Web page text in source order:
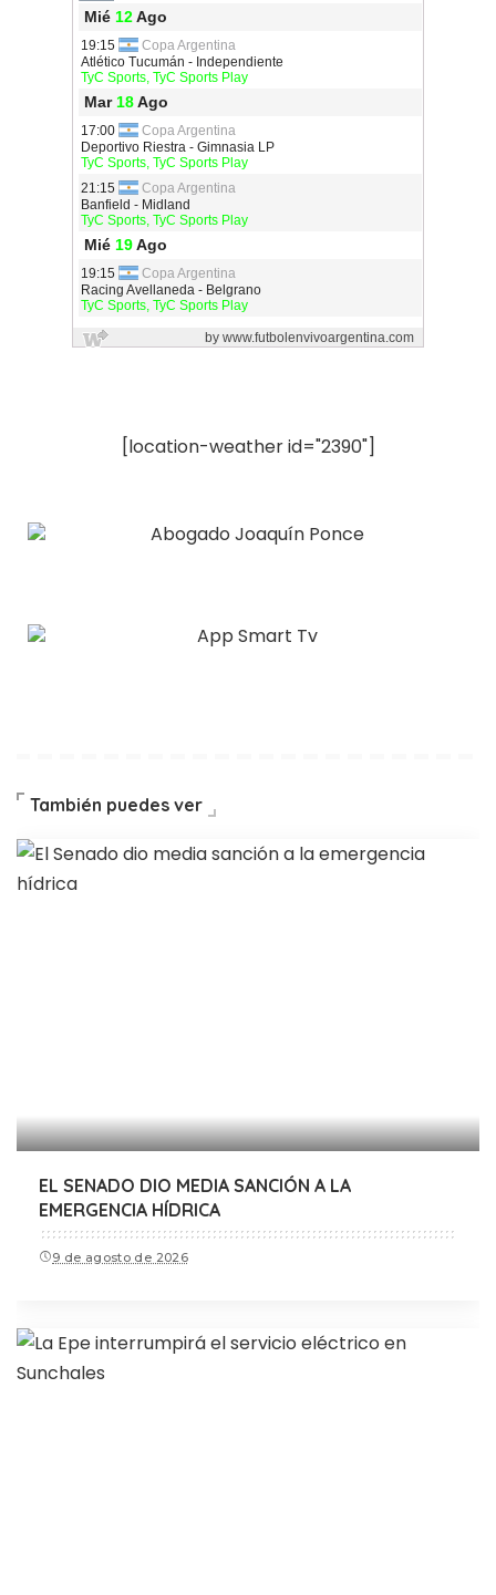
[location-weather id="2390"]
También puedes ver
EL SENADO DIO MEDIA SANCIÓN A LA
EMERGENCIA HÍDRICA
9 de agosto de 2026